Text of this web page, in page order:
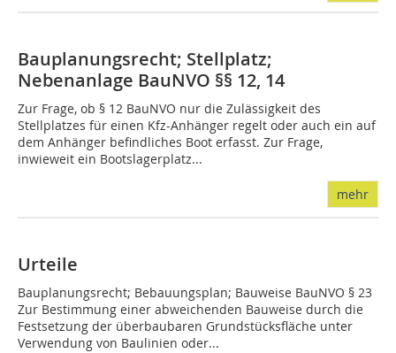
Bauplanungsrecht; Stellplatz;
Nebenanlage BauNVO §§ 12, 14
Zur Frage, ob § 12 BauNVO nur die Zulässigkeit des
Stellplatzes für einen Kfz-Anhänger regelt oder auch ein auf
dem Anhänger befindliches Boot erfasst. Zur Frage,
inwieweit ein Bootslagerplatz...
mehr
Urteile
Bauplanungsrecht; Bebauungsplan; Bauweise BauNVO § 23
Zur Bestimmung einer abweichenden Bauweise durch die
Festsetzung der überbaubaren Grundstücksfläche unter
Verwendung von Baulinien oder...